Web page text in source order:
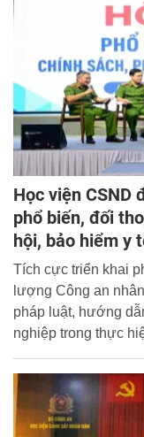
Học viện CSND
phổ biến, đối
hội, bảo hiểm y
Tích cực triển khai
lượng Công an
pháp luật, hướng
nghiệp trong thực
hợp với Bảo hiểm
thành phố Hải
pháp luật về